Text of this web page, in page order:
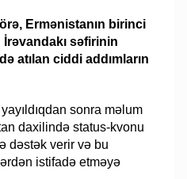
Ermənistanın birinci
səfirinin
atılan ciddi addımların
sonra məlum
daxilində status-kvonu
dəstək verir və bu
istifadə etməyə